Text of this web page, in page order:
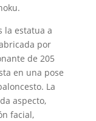
la estatua a
por
de 205
en una pose
La
aspecto,
facial,